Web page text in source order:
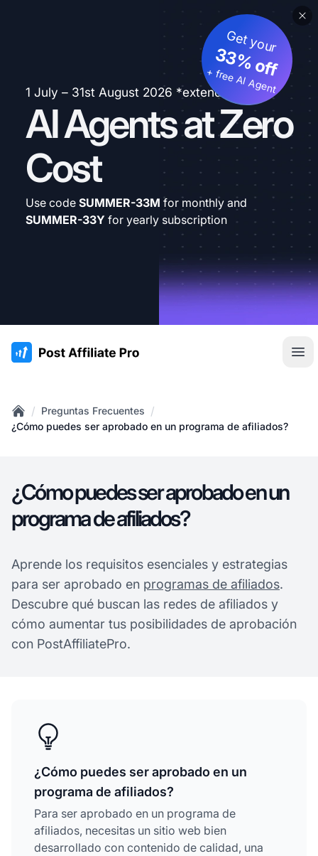
1 July – 31st August 2026 *extended
AI Agents at Zero
Cost
Get your
33% off
+ free AI Agent
Use code SUMMER-33M for monthly and
SUMMER-33Y for yearly subscription
:site.title
Home
/ Preguntas Frecuentes /
¿Cómo puedes ser aprobado en un programa de afiliados?
¿Cómo puedes ser aprobado en un
programa de afiliados?
Aprende los requisitos esenciales y estrategias
para ser aprobado en programas de afiliados.
Descubre qué buscan las redes de afiliados y
cómo aumentar tus posibilidades de aprobación
con PostAffiliatePro.
¿Cómo puedes ser aprobado en un
programa de afiliados?
Para ser aprobado en un programa de
afiliados, necesitas un sitio web bien
desarrollado con contenido de calidad, una